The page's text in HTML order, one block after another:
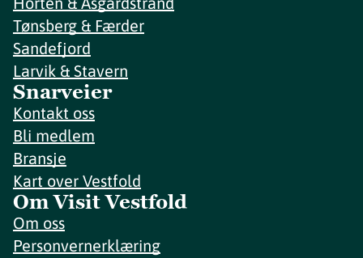
Tønsberg & Færder
Sandefjord
Larvik & Stavern
Snarveier
Kontakt oss
Bli medlem
Bransje
Kart over Vestfold
Om Visit Vestfold
Om oss
Personvernerklæring